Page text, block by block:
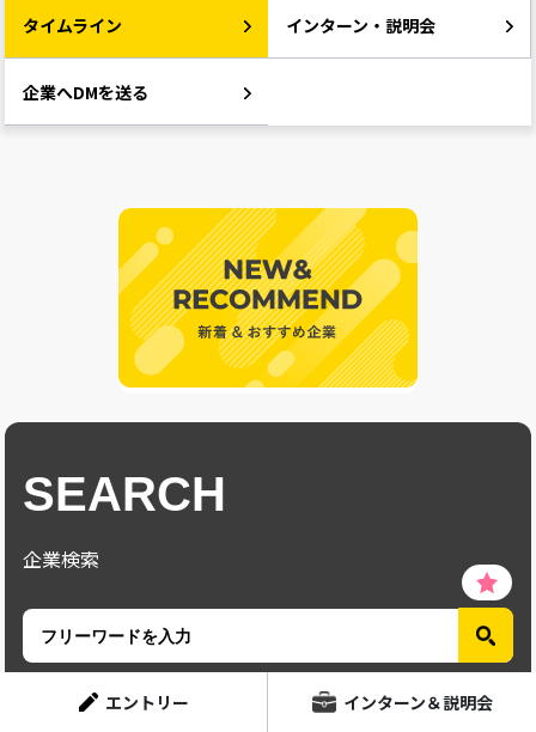
タイムライン インターン・説明会
企業へDMを送る
SEARCH
企業検索
エントリー インターン＆説明会